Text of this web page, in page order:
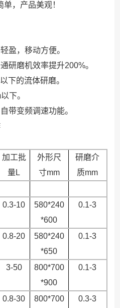
，产品美观！
盈，移动方便。
研磨机效率提升200%。
下的流体研磨。
下。
带变频调速功能。
加工批
量 L
外形尺
寸mm
研磨介
质mm
0.3-10
580*240
*600
0.1-3
0.8-20
580*240
*650
0.1-3
3-50
800*700
*900
0.1-3
0.8-30 800*700 0.3-3